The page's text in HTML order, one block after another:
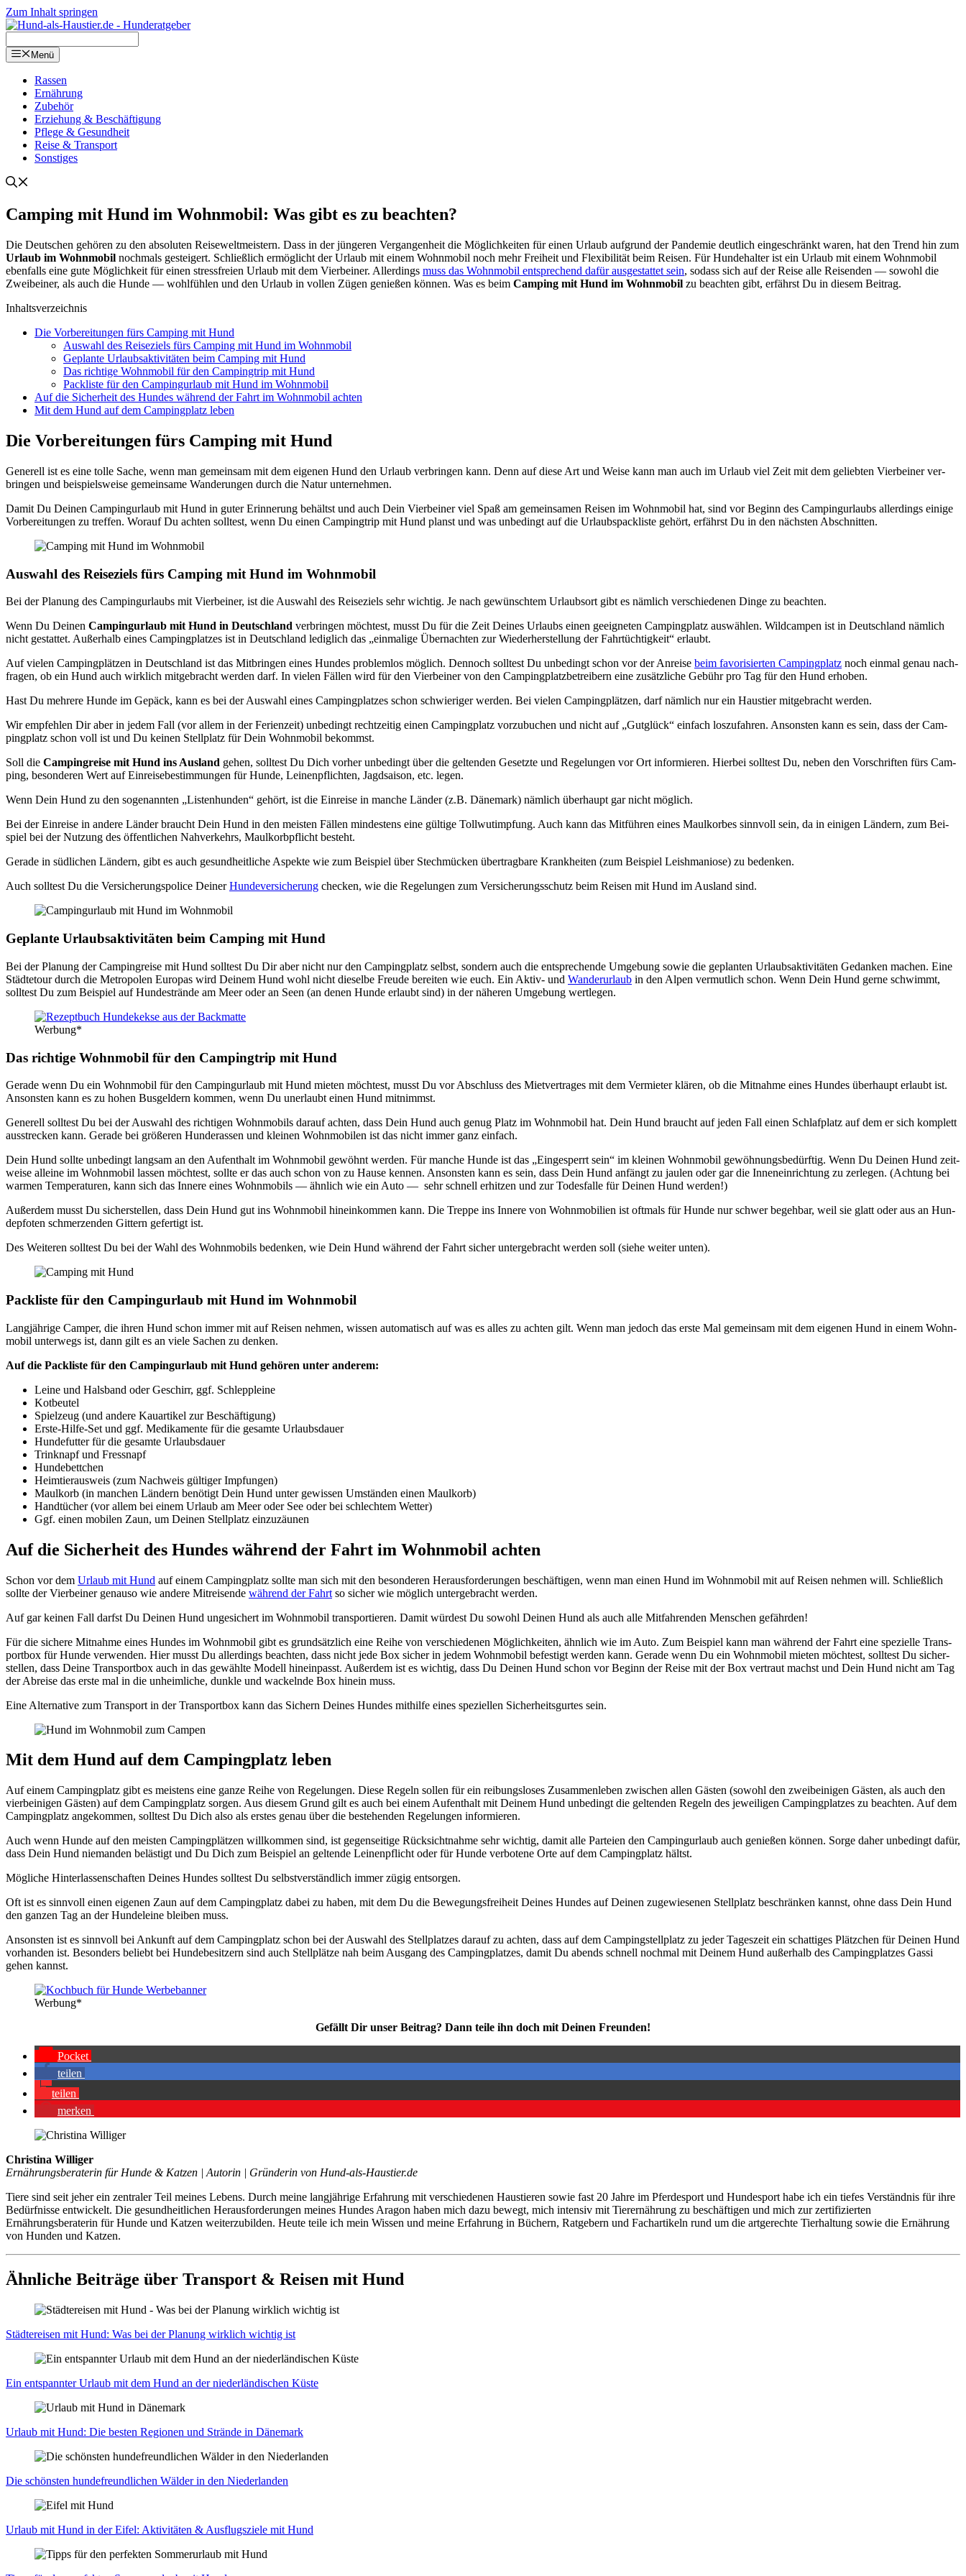
Zum Inhalt springen
Menü
Ras­sen
Ernäh­rung
Zube­hör
Erzie­hung & Beschäf­ti­gung
Pfle­ge & Gesund­heit
Rei­se & Trans­port
Sons­ti­ges
Cam­ping mit Hund im Wohn­mo­bil: Was gibt es zu beach­ten?
Die Deut­schen gehö­ren zu den abso­lu­ten Rei­se­welt­meis­tern. Dass in der jün­ge­ren Ver­gan­gen­heit die Mög­lich­kei­ten für einen Urlaub auf­grund der Pan­de­mie deut­lich ein­ge­schränkt waren, hat den Trend hin zum
Urlaub im Wohn­mo­bil noch­mals gestei­gert. Schließ­lich ermög­licht der Urlaub mit einem Wohn­mo­bil noch mehr Frei­heit und Fle­xi­bi­li­tät beim Rei­sen. Für Hun­de­hal­ter ist ein Urlaub mit einem Wohn­mo­bil
eben­falls eine gute Mög­lich­keit für einen stress­frei­en Urlaub mit dem Vier­bei­ner. Aller­dings muss das Wohn­mo­bil ent­spre­chend dafür aus­ge­stat­tet sein, sodass sich auf der Rei­se alle Rei­sen­den — sowohl die
Zwei­bei­ner, als auch die Hun­de — wohl­füh­len und den Urlaub in vol­len Zügen genie­ßen kön­nen. Was es beim Cam­ping mit Hund im Wohn­mo­bil zu beach­ten gibt, erfährst Du in die­sem Bei­trag.
Inhalts­ver­zeich­nis
Die Vor­be­rei­tun­gen fürs Cam­ping mit Hund
Aus­wahl des Rei­se­ziels fürs Cam­ping mit Hund im Wohn­mo­bil
Geplan­te Urlaubs­ak­ti­vi­tä­ten beim Cam­ping mit Hund
Das rich­ti­ge Wohn­mo­bil für den Cam­ping­trip mit Hund
Pack­lis­te für den Cam­ping­ur­laub mit Hund im Wohn­mo­bil
Auf die Sicher­heit des Hun­des wäh­rend der Fahrt im Wohn­mo­bil ach­ten
Mit dem Hund auf dem Cam­ping­platz leben
Die Vor­be­rei­tun­gen fürs Cam­ping mit Hund
Gene­rell ist es eine tol­le Sache, wenn man gemein­sam mit dem eige­nen Hund den Urlaub ver­brin­gen kann. Denn auf die­se Art und Wei­se kann man auch im Urlaub viel Zeit mit dem gelieb­ten Vier­bei­ner ver­
brin­gen und bei­spiels­wei­se gemein­sa­me Wan­de­run­gen durch die Natur unter­neh­men.
Damit Du Dei­nen Cam­ping­ur­laub mit Hund in guter Erin­ne­rung behältst und auch Dein Vier­bei­ner viel Spaß am gemein­sa­men Rei­sen im Wohn­mo­bil hat, sind vor Beginn des Cam­ping­ur­laubs aller­dings eini­ge
Vor­be­rei­tun­gen zu tref­fen. Wor­auf Du ach­ten soll­test, wenn Du einen Cam­ping­trip mit Hund planst und was unbe­dingt auf die Urlaubs­pack­lis­te gehört, erfährst Du in den nächs­ten Abschnit­ten.
Aus­wahl des Rei­se­ziels fürs Cam­ping mit Hund im Wohn­mo­bil
Bei der Pla­nung des Cam­ping­ur­laubs mit Vier­bei­ner, ist die Aus­wahl des Rei­se­ziels sehr wich­tig. Je nach gewünsch­tem Urlaubs­ort gibt es näm­lich ver­schie­de­nen Din­ge zu beach­ten.
Wenn Du Dei­nen Cam­ping­ur­laub mit Hund in Deutsch­land ver­brin­gen möch­test, musst Du für die Zeit Dei­nes Urlaubs einen geeig­ne­ten Cam­ping­platz aus­wäh­len. Wild­cam­pen ist in Deutsch­land näm­lich
nicht gestat­tet. Außer­halb eines Cam­ping­plat­zes ist in Deutsch­land ledig­lich das „ein­ma­li­ge Über­nach­ten zur Wie­der­her­stel­lung der Fahr­tüch­tig­keit“ erlaubt.
Auf vie­len Cam­ping­plät­zen in Deutsch­land ist das Mit­brin­gen eines Hun­des pro­blem­los mög­lich. Den­noch soll­test Du unbe­dingt schon vor der Anrei­se beim favo­ri­sier­ten Cam­ping­platz noch ein­mal genau nach­
fra­gen, ob ein Hund auch wirk­lich mit­ge­bracht wer­den darf. In vie­len Fäl­len wird für den Vier­bei­ner von den Cam­ping­platz­be­trei­bern eine zusätz­li­che Gebühr pro Tag für den Hund erho­ben.
Hast Du meh­re­re Hun­de im Gepäck, kann es bei der Aus­wahl eines Cam­ping­plat­zes schon schwie­ri­ger wer­den. Bei vie­len Cam­ping­plät­zen, darf näm­lich nur ein Haus­tier mit­ge­bracht wer­den.
Wir emp­feh­len Dir aber in jedem Fall (vor allem in der Feri­en­zeit) unbe­dingt recht­zei­tig einen Cam­ping­platz vor­zu­bu­chen und nicht auf „Gut­glück“ ein­fach los­zu­fah­ren. Ansons­ten kann es sein, dass der Cam­
ping­platz schon voll ist und Du kei­nen Stell­platz für Dein Wohn­mo­bil bekommst.
Soll die Cam­ping­rei­se mit Hund ins Aus­land gehen, soll­test Du Dich vor­her unbe­dingt über die gel­ten­den Gesetz­te und Rege­lun­gen vor Ort infor­mie­ren. Hier­bei soll­test Du, neben den Vor­schrif­ten fürs Cam­
ping, beson­de­ren Wert auf Ein­rei­se­be­stim­mun­gen für Hun­de, Lei­nen­pflich­ten, Jagd­sai­son, etc. legen.
Wenn Dein Hund zu den soge­nann­ten „Lis­ten­hun­den“ gehört, ist die Ein­rei­se in man­che Län­der (z.B. Däne­mark) näm­lich über­haupt gar nicht mög­lich.
Bei der Ein­rei­se in ande­re Län­der braucht Dein Hund in den meis­ten Fäl­len min­des­tens eine gül­ti­ge Toll­wut­imp­fung. Auch kann das Mit­füh­ren eines Maul­kor­bes sinn­voll sein, da in eini­gen Län­dern, zum Bei­
spiel bei der Nut­zung des öffent­li­chen Nah­ver­kehrs, Maul­korb­pflicht besteht.
Gera­de in süd­li­chen Län­dern, gibt es auch gesund­heit­li­che Aspek­te wie zum Bei­spiel über Stech­mü­cken über­trag­ba­re Krank­hei­ten (zum Bei­spiel Leish­ma­ni­o­se) zu beden­ken.
Auch soll­test Du die Ver­si­che­rungs­po­li­ce Dei­nerHun­de­ver­si­che­rung che­cken, wie die Rege­lun­gen zum Ver­si­che­rungs­schutz beim Rei­sen mit Hund im Aus­land sind.
Geplan­te Urlaubs­ak­ti­vi­tä­ten beim Cam­ping mit Hund
Bei der Pla­nung der Cam­ping­rei­se mit Hund soll­test Du Dir aber nicht nur den Cam­ping­platz selbst, son­dern auch die ent­spre­chen­de Umge­bung sowie die geplan­ten Urlaubs­ak­ti­vi­tä­ten Gedan­ken machen. Eine
Städ­te­tour durch die Metro­po­len Euro­pas wird Dei­nem Hund wohl nicht die­sel­be Freu­de berei­ten wie euch. Ein Aktiv- und Wan­der­ur­laub in den Alpen ver­mut­lich schon. Wenn Dein Hund ger­ne schwimmt,
soll­test Du zum Bei­spiel auf Hun­de­strän­de am Meer oder an Seen (an denen Hun­de erlaubt sind) in der nähe­ren Umge­bung wert­le­gen.
Wer­bung*
Das rich­ti­ge Wohn­mo­bil für den Cam­ping­trip mit Hund
Gera­de wenn Du ein Wohn­mo­bil für den Cam­ping­ur­laub mit Hund mie­ten möch­test, musst Du vor Abschluss des Miet­ver­tra­ges mit dem Ver­mie­ter klä­ren, ob die Mit­nah­me eines Hun­des über­haupt erlaubt ist.
Ansons­ten kann es zu hohen Bus­gel­dern kom­men, wenn Du uner­laubt einen Hund mit­nimmst.
Gene­rell soll­test Du bei der Aus­wahl des rich­ti­gen Wohn­mo­bils dar­auf ach­ten, dass Dein Hund auch genug Platz im Wohn­mo­bil hat. Dein Hund braucht auf jeden Fall einen Schlaf­platz auf dem er sich kom­plett
aus­stre­cken kann. Gera­de bei grö­ße­ren Hun­de­ras­sen und klei­nen Wohn­mo­bi­len ist das nicht immer ganz ein­fach.
Dein Hund soll­te unbe­dingt lang­sam an den Auf­ent­halt im Wohn­mo­bil gewöhnt wer­den. Für man­che Hun­de ist das „Ein­ge­sperrt sein“ im klei­nen Wohn­mo­bil gewöh­nungs­be­dürf­tig. Wenn Du Dei­nen Hund zeit­
wei­se allei­ne im Wohn­mo­bil las­sen möch­test, soll­te er das auch schon von zu Hau­se ken­nen. Ansons­ten kann es sein, dass Dein Hund anfängt zu jau­len oder gar die Innen­ein­rich­tung zu zer­le­gen. (Ach­tung bei
war­men Tem­pe­ra­tu­ren, kann sich das Inne­re eines Wohn­mo­bils — ähn­lich wie ein Auto — sehr schnell erhit­zen und zur Todes­fal­le für Dei­nen Hund wer­den!)
Außer­dem musst Du sicher­stel­len, dass Dein Hund gut ins Wohn­mo­bil hin­ein­kom­men kann. Die Trep­pe ins Inne­re von Wohn­mo­bi­li­en ist oft­mals für Hun­de nur schwer begeh­bar, weil sie glatt oder aus an Hun­
de­pfo­ten schmer­zen­den Git­tern gefer­tigt ist.
Des Wei­te­ren soll­test Du bei der Wahl des Wohn­mo­bils beden­ken, wie Dein Hund wäh­rend der Fahrt sicher unter­ge­bracht wer­den soll (sie­he wei­ter unten).
Pack­lis­te für den Cam­ping­ur­laub mit Hund im Wohn­mo­bil
Lang­jäh­ri­ge Cam­per, die ihren Hund schon immer mit auf Rei­sen neh­men, wis­sen auto­ma­tisch auf was es alles zu ach­ten gilt. Wenn man jedoch das ers­te Mal gemein­sam mit dem eige­nen Hund in einem Wohn­
mo­bil unter­wegs ist, dann gilt es an vie­le Sachen zu den­ken.
Auf die Pack­lis­te für den Cam­ping­ur­laub mit Hund gehö­ren unter ande­rem:
Lei­ne und Hals­band oder Geschirr, ggf. Schlepp­lei­ne
Kot­beu­tel
Spiel­zeug (und ande­re Kau­ar­ti­kel zur Beschäf­ti­gung)
Ers­te-Hil­fe-Set und ggf. Medi­ka­men­te für die gesam­te Urlaubs­dau­er
Hun­de­fut­ter für die gesam­te Urlaubs­dau­er
Trink­napf und Fress­napf
Hun­de­bett­chen
Heim­tier­aus­weis (zum Nach­weis gül­ti­ger Imp­fun­gen)
Maul­korb (in man­chen Län­dern benö­tigt Dein Hund unter gewis­sen Umstän­den einen Maul­korb)
Hand­tü­cher (vor allem bei einem Urlaub am Meer oder See oder bei schlech­tem Wet­ter)
Ggf. einen mobi­len Zaun, um Dei­nen Stell­platz ein­zu­zäu­nen
Auf die Sicher­heit des Hun­des wäh­rend der Fahrt im Wohn­mo­bil ach­ten
Schon vor dem Urlaub mit Hund auf einem Cam­ping­platz soll­te man sich mit den beson­de­ren Her­aus­for­de­run­gen beschäf­ti­gen, wenn man einen Hund im Wohn­mo­bil mit auf Rei­sen neh­men will. Schließ­lich
soll­te der Vier­bei­ner genau­so wie ande­re Mit­rei­sen­de wäh­rend der Fahrt so sicher wie mög­lich unter­ge­bracht wer­den.
Auf gar kei­nen Fall darfst Du Dei­nen Hund unge­si­chert im Wohn­mo­bil trans­por­tie­ren. Damit wür­dest Du sowohl Dei­nen Hund als auch alle Mit­fah­ren­den Men­schen gefähr­den!
Für die siche­re Mit­nah­me eines Hun­des im Wohn­mo­bil gibt es grund­sätz­lich eine Rei­he von ver­schie­de­nen Mög­lich­kei­ten, ähn­lich wie im Auto. Zum Bei­spiel kann man wäh­rend der Fahrt eine spe­zi­el­le Trans­
port­box für Hun­de ver­wen­den. Hier musst Du aller­dings beach­ten, dass nicht jede Box sicher in jedem Wohn­mo­bil befes­tigt wer­den kann. Gera­de wenn Du ein Wohn­mo­bil mie­ten möch­test, soll­test Du sicher­
stel­len, dass Dei­ne Trans­port­box auch in das gewähl­te Modell hin­ein­passt. Außer­dem ist es wich­tig, dass Du Dei­nen Hund schon vor Beginn der Rei­se mit der Box ver­traut machst und Dein Hund nicht am Tag
der Abrei­se das ers­te mal in die unheim­li­che, dunk­le und wackeln­de Box hin­ein muss.
Eine Alter­na­ti­ve zum Trans­port in der Trans­port­box kann das Sichern Dei­nes Hun­des mit­hil­fe eines spe­zi­el­len Sicher­heits­gur­tes sein.
Mit dem Hund auf dem Cam­ping­platz leben
Auf einem Cam­ping­platz gibt es meis­tens eine gan­ze Rei­he von Rege­lun­gen. Die­se Regeln sol­len für ein rei­bungs­lo­ses Zusam­men­le­ben zwi­schen allen Gäs­ten (sowohl den zwei­bei­ni­gen Gäs­ten, als auch den
vier­bei­ni­gen Gäs­ten) auf dem Cam­ping­platz sor­gen. Aus die­sem Grund gilt es auch bei einem Auf­ent­halt mit Dei­nem Hund unbe­dingt die gel­ten­den Regeln des jewei­li­gen Cam­ping­plat­zes zu beach­ten. Auf dem
Cam­ping­platz ange­kom­men, soll­test Du Dich also als ers­tes genau über die bestehen­den Rege­lun­gen infor­mie­ren.
Auch wenn Hun­de auf den meis­ten Cam­ping­plät­zen will­kom­men sind, ist gegen­sei­ti­ge Rück­sicht­nah­me sehr wich­tig, damit alle Par­tei­en den Cam­ping­ur­laub auch genie­ßen kön­nen. Sor­ge daher unbe­dingt dafür,
dass Dein Hund nie­man­den beläs­tigt und Du Dich zum Bei­spiel an gel­ten­de Lei­nen­pflicht oder für Hun­de ver­bo­te­ne Orte auf dem Cam­ping­platz hältst.
Mög­li­che Hin­ter­las­sen­schaf­ten Dei­nes Hun­des soll­test Du selbst­ver­ständ­lich immer zügig ent­sor­gen.
Oft ist es sinn­voll einen eige­nen Zaun auf dem Cam­ping­platz dabei zu haben, mit dem Du die Bewe­gungs­frei­heit Dei­nes Hun­des auf Dei­nen zuge­wie­se­nen Stell­platz beschrän­ken kannst, ohne dass Dein Hund
den gan­zen Tag an der Hun­de­lei­ne blei­ben muss.
Ansons­ten ist es sinn­voll bei Ankunft auf dem Cam­ping­platz schon bei der Aus­wahl des Stell­plat­zes dar­auf zu ach­ten, dass auf dem Cam­ping­stell­platz zu jeder Tages­zeit ein schat­ti­ges Plätz­chen für Dei­nen Hund
vor­han­den ist. Beson­ders beliebt bei Hun­de­be­sit­zern sind auch Stell­plät­ze nah beim Aus­gang des Cam­ping­plat­zes, damit Du abends schnell noch­mal mit Dei­nem Hund außer­halb des Cam­ping­plat­zes Gas­si
gehen kannst.
Wer­bung*
Gefällt Dir unser Bei­trag? Dann tei­le ihn doch mit Dei­nen Freun­den!
Pocket
tei­len
tei­len
mer­ken
Christina Williger
Ernährungsberaterin für Hunde & Katzen | Autorin | Gründerin von Hund-als-Haustier.de
Tiere sind seit jeher ein zentraler Teil meines Lebens. Durch meine langjährige Erfahrung mit verschiedenen Haustieren sowie fast 20 Jahre im Pferdesport und Hundesport habe ich ein tiefes Verständnis für ihre
Bedürfnisse entwickelt. Die gesundheitlichen Herausforderungen meines Hundes Aragon haben mich dazu bewegt, mich intensiv mit Tierernährung zu beschäftigen und mich zur zertifizierten
Ernährungsberaterin für Hunde und Katzen weiterzubilden. Heute teile ich mein Wissen und meine Erfahrung in Büchern, Ratgebern und Fachartikeln rund um die artgerechte Tierhaltung sowie die Ernährung
von Hunden und Katzen.
Ähnliche Beiträge über Transport & Reisen mit Hund
Städ­te­rei­sen mit Hund: Was bei der Pla­nung wirk­lich wich­tig ist
Ein ent­spann­ter Urlaub mit dem Hund an der nie­der­län­di­schen Küs­te
Urlaub mit Hund: Die bes­ten Regio­nen und Strän­de in Däne­mark
Die schöns­ten hun­de­freund­li­chen Wäl­der in den Nie­der­lan­den
Urlaub mit Hund in der Eifel: Akti­vi­tä­ten & Aus­flugs­zie­le mit Hund